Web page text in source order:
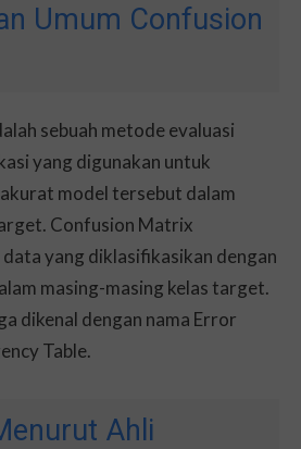
Umum Confusion
sebuah metode evaluasi
yang digunakan untuk
model tersebut dalam
Confusion Matrix
yang diklasifikasikan dengan
masing-masing kelas target.
dikenal dengan nama Error
Table.
Ahli